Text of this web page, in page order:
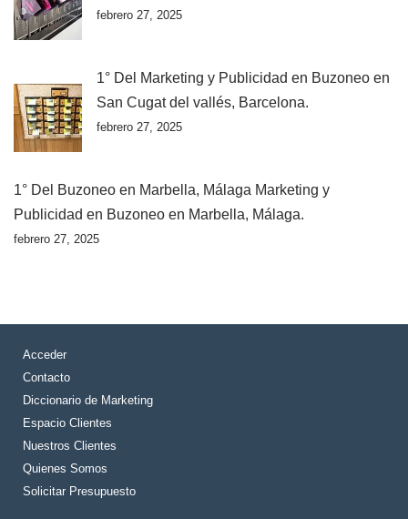
febrero 27, 2025
1° Del Marketing y Publicidad en Buzoneo en
San Cugat del vallés, Barcelona.
febrero 27, 2025
1° Del Buzoneo en Marbella, Málaga Marketing y
Publicidad en Buzoneo en Marbella, Málaga.
febrero 27, 2025
Acceder
Contacto
Diccionario de Marketing
Espacio Clientes
Nuestros Clientes
Quienes Somos
Solicitar Presupuesto